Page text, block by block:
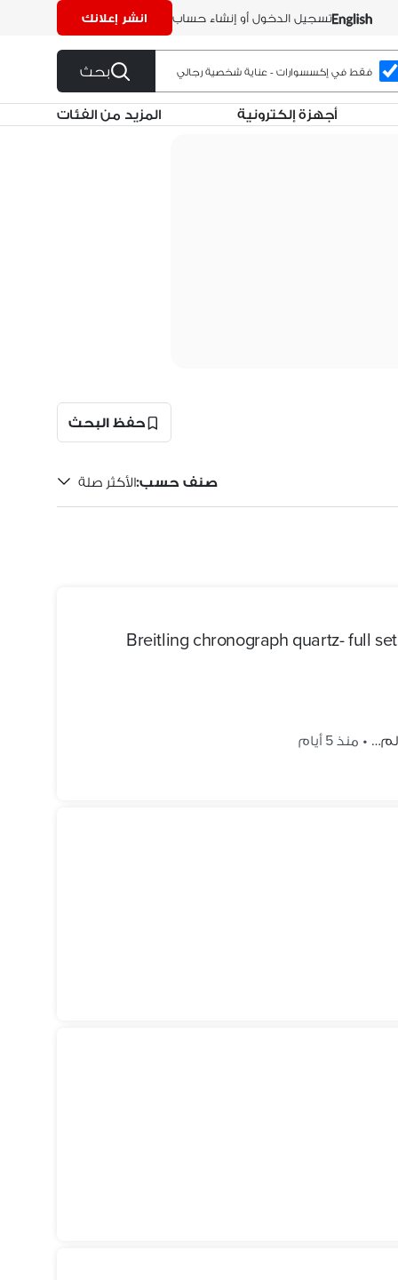
تسجيل الدخول أو إنشاء حساب انشر إعلانك
فقط في إكسسوارات - عناية شخصية رجالي بحث
أجهزة إلكترونية المزيد من الفئات
حفظ البحث
صنف حسب:الأكثر صلة
Breitling chronograph quartz- full
• منذ 5 أيام